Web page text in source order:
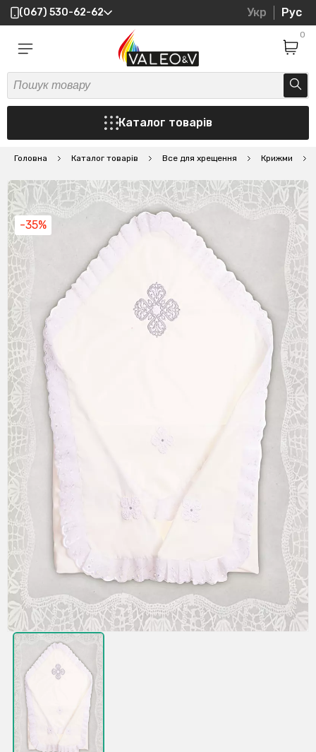
(067) 530-62-62 Укр Рус
0
Каталог товарів
Головна Каталог товарів Все для хрещення Крижми
-35%